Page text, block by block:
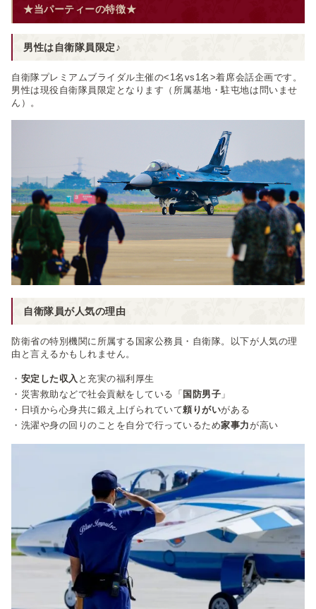
★当パーティーの特徴★
男性は自衛隊員限定♪
自衛隊プレミアムブライダル主催の<1名vs1名>着席会話企画です。
男性は現役自衛隊員限定となります（所属基地・駐屯地は問いませ
ん）。
自衛隊員が人気の理由
防衛省の特別機関に所属する国家公務員・自衛隊。以下が人気の理
由と言えるかもしれません。
・ 安定した収入 と充実の福利厚生
・災害救助などで社会貢献をしている「 国防男子 」
・日頃から心身共に鍛え上げられていて頼りがいがある
・洗濯や身の回りのことを自分で行っているため家事力が高い